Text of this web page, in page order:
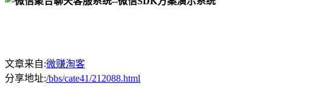
文章来自:微赚淘客
分享地址:/bbs/cate41/212088.html